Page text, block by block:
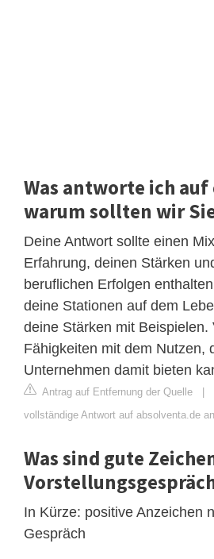
Was antworte ich auf
warum sollten wir
Deine Antwort sollte einen
Erfahrung, deinen Stärken
beruflichen Erfolgen
deine Stationen auf dem
deine Stärken mit Beispielen.
Fähigkeiten mit dem Nutzen,
Unternehmen damit bieten
Antrag auf Entfernung der Quelle |
vollständige Antwort auf absolventa.de an
Was sind gute
In Kürze: positive Anzeichen
Gespräch